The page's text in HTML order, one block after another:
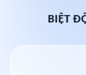
BIỆT